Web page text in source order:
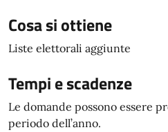
Cosa si ottiene
Liste elettorali aggiunte
Tempi e scadenze
Le domande possono essere
periodo dell’anno.